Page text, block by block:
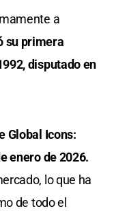
a
su primera
disputado en
Global Icons:
enero de 2026.
lo que ha
de todo el